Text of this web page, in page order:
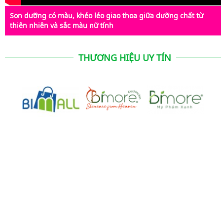
Son dưỡng có màu, khéo léo giao thoa giữa dưỡng chất từ
thiên nhiên và sắc màu nữ tính
THƯƠNG HIỆU UY TÍN